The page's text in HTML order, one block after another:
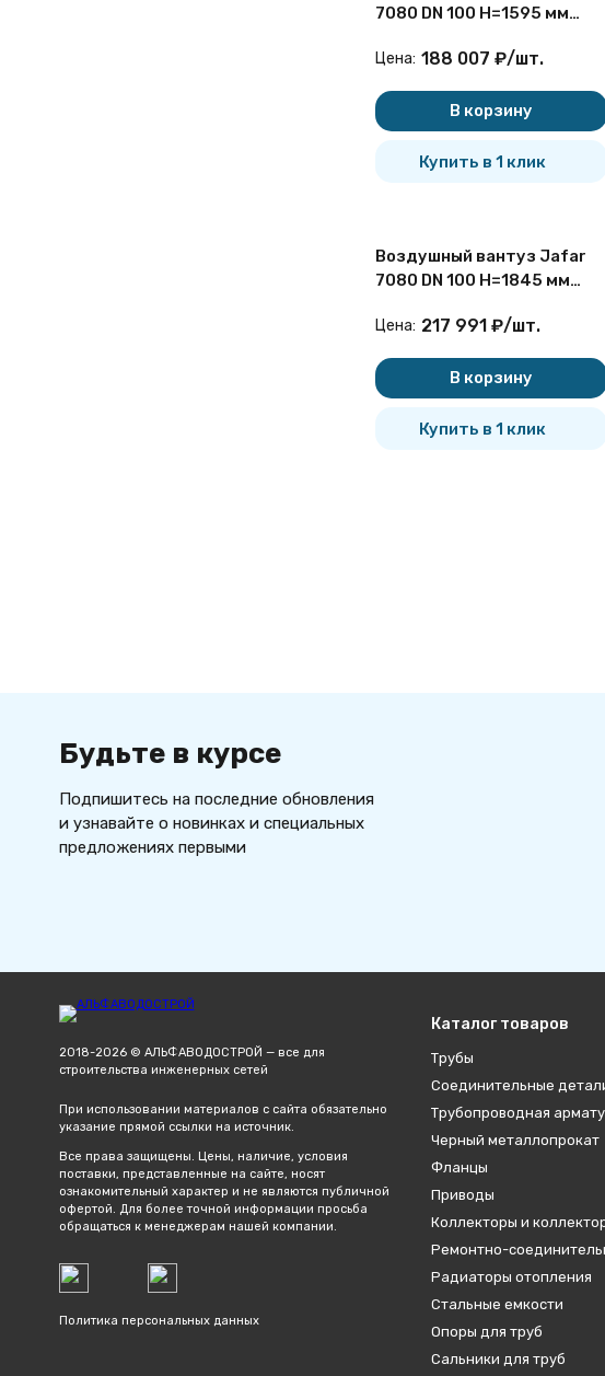
7080 DN 100 H=1595 мм
бесколодезной установки
Цена: 188 007 ₽/шт.
В корзину
Купить в 1 клик
Воздушный вантуз Jafar
7080 DN 100 H=1845 мм
бесколодезной установки
Цена: 217 991 ₽/шт.
В корзину
Купить в 1 клик
Будьте в курсе
Подпишитесь на последние обновления
и узнавайте о новинках и специальных
предложениях первыми
2018-2026 © АЛЬФАВОДОСТРОЙ — все для
строительства инженерных сетей
При использовании материалов с сайта обязательно
указание прямой ссылки на источник.
Все права защищены. Цены, наличие, условия
поставки, представленные на сайте, носят
ознакомительный характер и не являются публичной
офертой. Для более точной информации просьба
обращаться к менеджерам нашей компании.
Политика персональных данных
Каталог товаров
Трубы
Соединительные
Трубопроводная
Черный металлопрокат
Фланцы
Приводы
Коллекторы и
Ремонтно-
Радиаторы отопления
Стальные емкости
Опоры для труб
Сальники для труб